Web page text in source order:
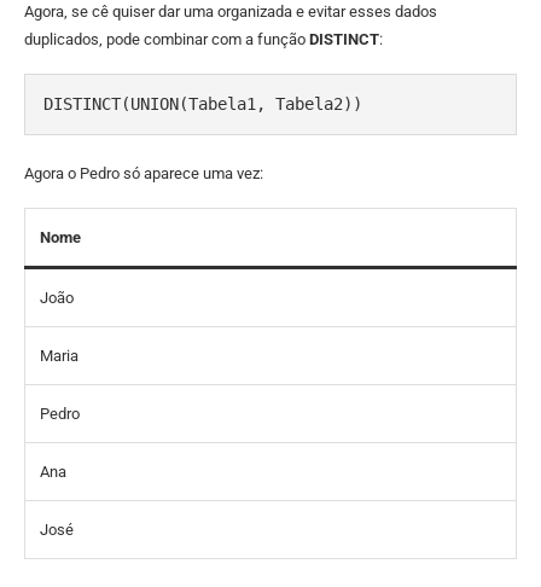
Agora, se cê quiser dar uma organizada e evitar esses dados
duplicados, pode combinar com a função DISTINCT:
DISTINCT(UNION(Tabela1, Tabela2))
Agora o Pedro só aparece uma vez:
Nome
João
Maria
Pedro
Ana
José